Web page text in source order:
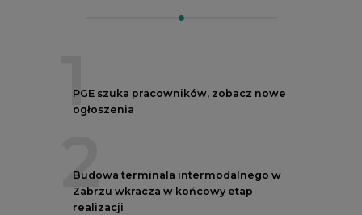
1
PGE szuka pracowników, zobacz nowe
ogłoszenia
2
Budowa terminala intermodalnego w
Zabrzu wkracza w końcowy etap
realizacji